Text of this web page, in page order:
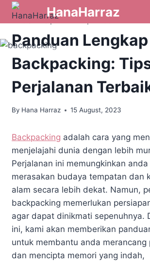
HanaHarraz
INFO & TIPS |
Panduan Lengkap
Backpacking:
Perjalanan
By Hana Harraz 15 August, 2023
Backpacking adalah cara yang
menjelajahi dunia dengan lebih
Perjalanan ini memungkinkan
merasakan budaya tempatan dan
alam secara lebih dekat. Namun,
backpacking memerlukan
agar dapat dinikmati sepenuhnya.
ini, kami akan memberikan
untuk membantu anda merancang
dan mencipta memori yang indah,